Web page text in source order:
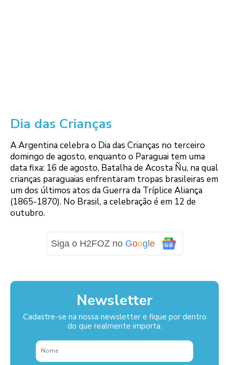
Dia das Crianças
A Argentina celebra o Dia das Crianças no terceiro
domingo de agosto, enquanto o Paraguai tem uma
data fixa: 16 de agosto, Batalha de Acosta Ñu, na qual
crianças paraguaias enfrentaram tropas brasileiras em
um dos últimos atos da Guerra da Tríplice Aliança
(1865-1870). No Brasil, a celebração é em 12 de
outubro.
Siga o H2FOZ no Goog e
Newsletter
Cadastre-se na nossa newsletter e fique por dentro
do que realmente importa.